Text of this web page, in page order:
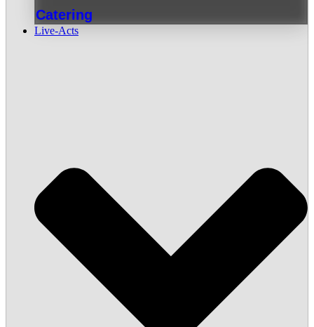
Catering
Live-Acts